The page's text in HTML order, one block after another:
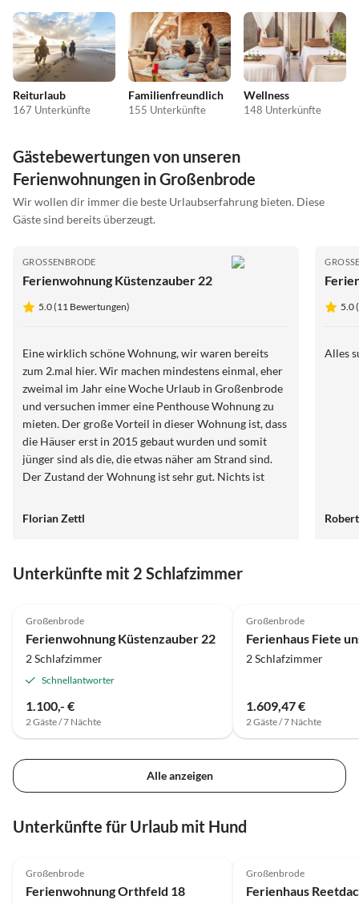
Reiturlaub
167 Unterkünfte
Familienfreundlich
155 Unterkünfte
Wellness
148 Unterkünfte
Gästebewertungen von unseren
Ferienwohnungen in Großenbrode
Wir wollen dir immer die beste Urlaubserfahrung bieten. Diese
Gäste sind bereits überzeugt.
GROSSENBRODE
Ferienwohnung Küstenzauber 22
5.0 (11 Bewertungen)
Eine wirklich schöne Wohnung, wir waren bereits
zum 2.mal hier. Wir machen mindestens einmal, eher
zweimal im Jahr eine Woche Urlaub in Großenbrode
und versuchen immer eine Penthouse Wohnung zu
mieten. Der große Vorteil in dieser Wohnung ist, dass
die Häuser erst in 2015 gebaut wurden und somit
jünger sind als die, die etwas näher am Strand sind.
Der Zustand der Wohnung ist sehr gut. Nichts ist
Sehr gut ist, dass ein Strandkorb am ca. 100m
große Balkon lädt zum Verweilen ein. Wir werden
definitiv wieder versuchen diese Wohnung zu mieten.
übrigens auch sehr angenehm, was nicht immer so ist.
Florian Zettl
5.0
Alles
Unterkünfte mit 2 Schlafzimmer
Großenbrode
Ferienwohnung Küstenzauber 22
2 Schlafzimmer
Schnellantworter
1.100,- €
2 Gäste / 7 Nächte
Großenbrode
Ferienhaus Fiete
2 Schlafzimmer
1.609,47 €
2 Gäste / 7 Nächte
Alle anzeigen
Unterkünfte für Urlaub mit Hund
Großenbrode
Ferienwohnung Orthfeld 18
Großenbrode